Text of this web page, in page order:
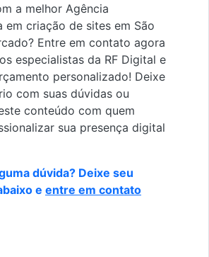
a melhor Agência
em criação de sites em São
Entre em contato agora
especialistas da RF Digital e
personalizado! Deixe
com suas dúvidas ou
conteúdo com quem
sua presença digital
dúvida? Deixe seu
e entre em contato